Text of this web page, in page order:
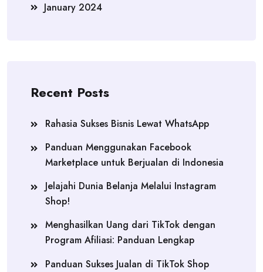
January 2024
Recent Posts
Rahasia Sukses Bisnis Lewat WhatsApp
Panduan Menggunakan Facebook
Marketplace untuk Berjualan di Indonesia
Jelajahi Dunia Belanja Melalui Instagram
Shop!
Menghasilkan Uang dari TikTok dengan
Program Afiliasi: Panduan Lengkap
Panduan Sukses Jualan di TikTok Shop